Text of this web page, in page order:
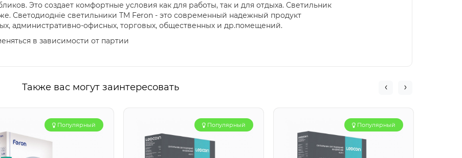
Это создает комфортные условия как для работы, так и для отдыха. Светильник
Светодиодніе светильники TM Feron - это современный надежный продукт
административно-офисных, торговых, общественных и др.помещений.
в зависимости от партии
Также вас могут заинтересовать
Популярный Популярный Популярный